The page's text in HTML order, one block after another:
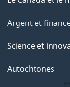
Argent et
Science et
Autochtones